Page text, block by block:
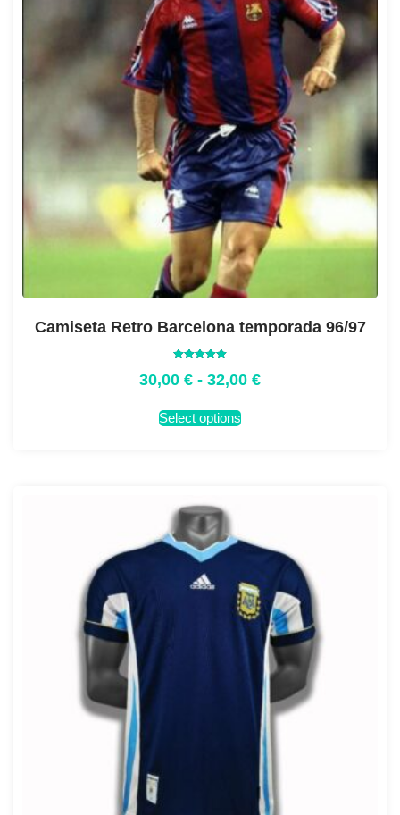
Camiseta Retro Barcelona temporada 96/97
con
5.00
30,00 € - 32,00 €
Select options